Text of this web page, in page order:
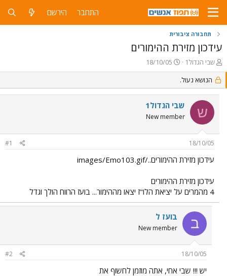
התחבר הירשם
תחבורה ציבורית
עידכון מזירת ההימורים
פ
ו
ת
ח
נ
ו
א
שבי הגדול1
פ
ו
ס
ב
ת
ר
18/10/05
הנושא נעול.
ש שבי הגדול1
New member
18/10/05
#1
עידכון מזירת ההימורים../images/Emo103.gif
עידכון מזירת ההימורים
4 מהמרים על יציאת הלו"ז יצאו מההימור... בועז הרווח הולך וגדל
ב בועז ל
New member
18/10/05
#2
יש !!! שבי אחי, אתה מוזמן לחשוף את